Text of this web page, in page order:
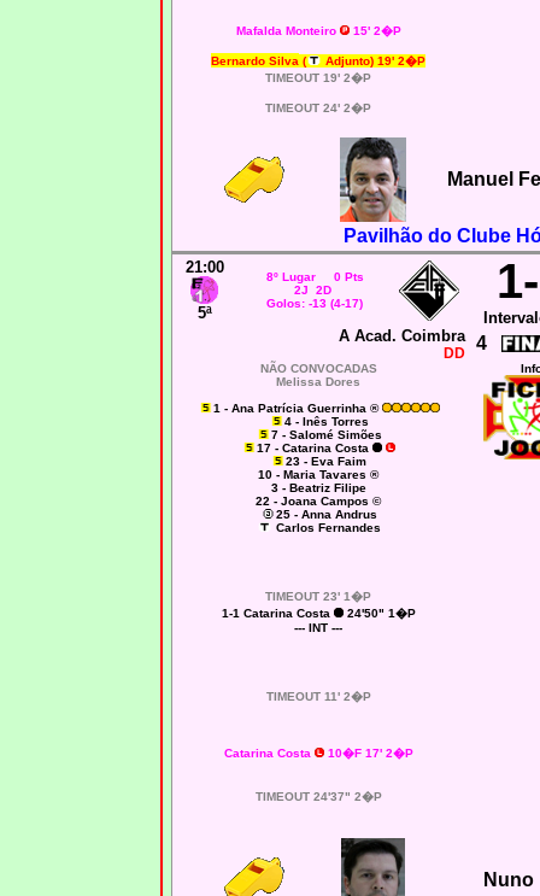
Mafalda Monteiro 15' 2�P
Bernardo Silva (
Adjunto) 19' 2�P
TIMEOUT 19' 2�P
TIMEOUT 24' 2�P
Manuel
Pavilhão do Clube
21:00
5ª
8º Lugar 0 Pts
2J 2D
Golos: -13 (4-17)
1
A Acad. Coimbra
DD 4
NÃO CONVOCADAS
Melissa Dores
1 - Ana Patrícia Guerrinha ®
4 - Inês Torres
7 - Salomé Simões
17 - Catarina Costa
23 - Eva Faim
10 - Maria Tavares ®
3 - Beatriz Filipe
22 - Joana Campos ©
25 - Anna Andrus
Carlos Fernandes
TIMEOUT 23' 1�P
1-1 Catarina Costa
24'50" 1�P
--- INT ---
TIMEOUT 11' 2�P
Catarina Costa 10�F 17' 2�P
TIMEOUT 24'37" 2�P
Nuno